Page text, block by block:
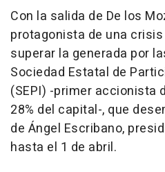
Con la salida de De los
protagonista de una
superar la generada por
Sociedad Estatal de
(SEPI) -primer accionista
28% del capital-, que
de Ángel Escribano,
hasta el 1 de abril.